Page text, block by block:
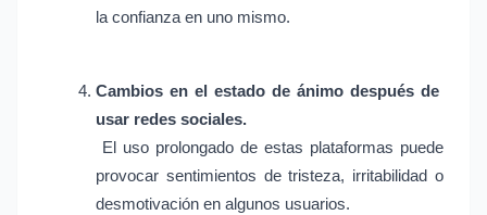
la confianza en uno mismo.
Cambios en el estado de ánimo después de
usar redes sociales.
provocar sentimientos de tristeza, irritabilidad o
desmotivación en algunos usuarios.